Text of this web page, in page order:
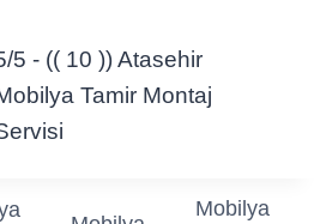
5 - (( 10 )) Atasehir
Tamir Montaj
Mobilya